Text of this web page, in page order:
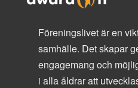
Föreningslivet är en
samhälle. Det skapar
engagemang och
i alla åldrar att